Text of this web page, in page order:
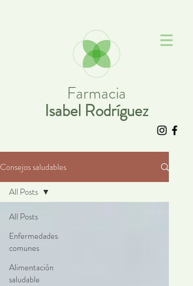
Farmacia
Isabel Rodríguez
Consejos saludables
All Posts
Enfermedades
comunes
Alimentación
saludable
All Posts